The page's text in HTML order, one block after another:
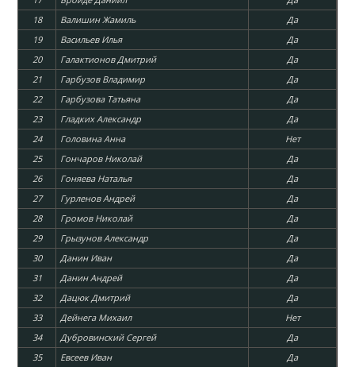
18
Валишин Жамиль
Да
19
Васильев Илья
Да
20
Галактионов Дмитрий
Да
21
Гарбузов Владимир
Да
22
Гарбузова Татьяна
Да
23
Гладких Александр
Да
24
Головина Анна
Нет
25
Гончаров Николай
Да
26
Гоняева Наталья
Да
27
Гурленов Андрей
Да
28
Громов Николай
Да
29
Грызунов Александр
Да
30
Данин Иван
Да
31
Данин Андрей
Да
32
Дацюк Дмитрий
Да
33
Дейнега Михаил
Нет
34
Дубровинский Сергей
Да
35
Евсеев Иван
Да